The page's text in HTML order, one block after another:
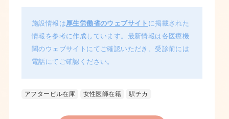
施設情報は厚生労働省のウェブサイト に掲載された
情報を参考に作成しています。最新情報は各医療機
関のウェブサイトにてご確認いただき、受診前には
電話にてご確認ください。
アフターピル在庫 女性医師在籍 駅チカ